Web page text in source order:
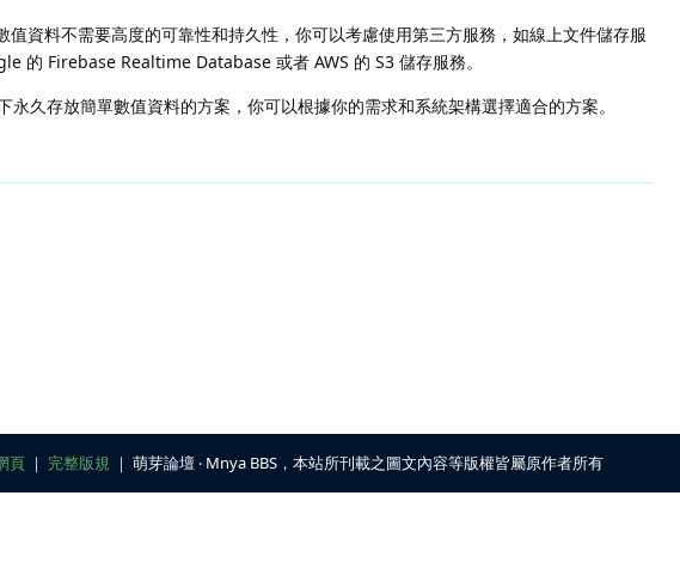
值資料不需要高度的可靠性和持久性，你可以考慮使用第三方服務，如線上文件儲存服
的 Firebase Realtime Database 或者 AWS 的 S3 儲存服務。
永久存放簡單數值資料的方案，你可以根據你的需求和系統架構選擇適合的方案。
頁 ｜ 完整版規 ｜ 萌芽論壇 ‧ Mnya BBS，本站所刊載之圖文內容等版權皆屬原作者所有